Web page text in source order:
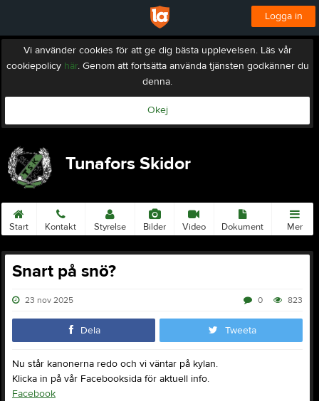
Logga in
Vi använder cookies för att ge dig bästa upplevelsen. Läs vår
cookiepolicy här. Genom att fortsätta använda tjänsten godkänner du
denna.
Okej
Tunafors Skidor
Start Kontakt Styrelse Bilder Video Dokument Mer
Snart på snö?
23 nov 2025 823
0
Dela Tweeta
Nu står kanonerna redo och vi väntar på kylan.
Klicka in på vår Facebooksida för aktuell info.
Facebook